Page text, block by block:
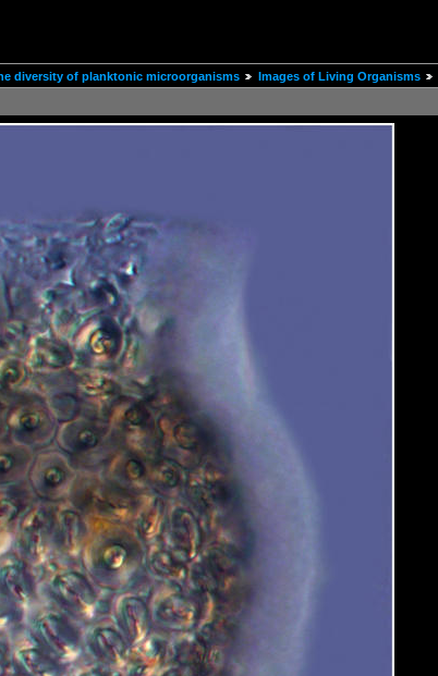
diversity of planktonic microorganisms Images of Living Organisms